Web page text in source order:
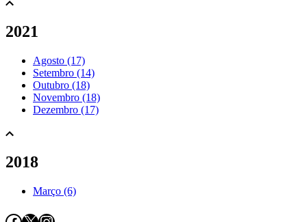
2021
Agosto (17)
Setembro (14)
Outubro (18)
Novembro (18)
Dezembro (17)
2018
Março (6)